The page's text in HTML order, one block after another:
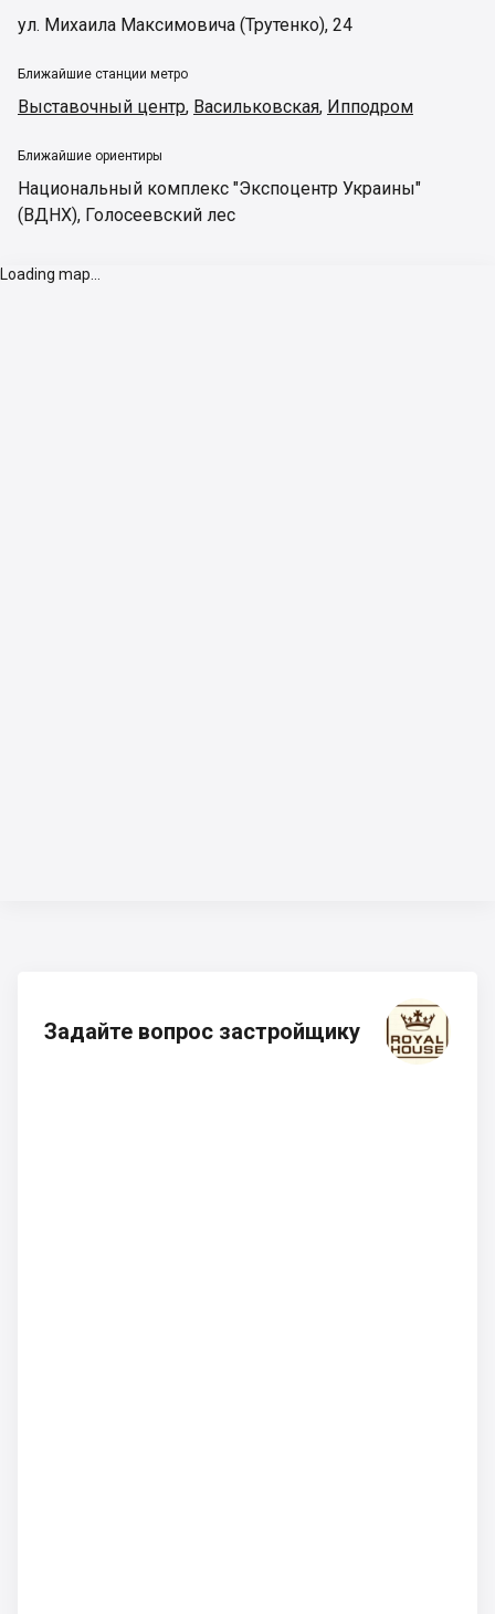
ул. Михаила Максимовича (Трутенко), 24
Ближайшие станции метро
Выставочный центр, Васильковская, Ипподром
Ближайшие ориентиры
Национальный комплекс "Экспоцентр Украины"
(ВДНХ), Голосеевский лес
Loading map...
Задайте вопрос застройщику